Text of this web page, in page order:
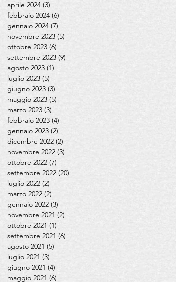
aprile 2024 (3)
febbraio 2024 (6)
gennaio 2024 (7)
novembre 2023 (5)
ottobre 2023 (6)
settembre 2023 (9)
agosto 2023 (1)
luglio 2023 (5)
giugno 2023 (3)
maggio 2023 (5)
marzo 2023 (3)
febbraio 2023 (4)
gennaio 2023 (2)
dicembre 2022 (2)
novembre 2022 (3)
ottobre 2022 (7)
settembre 2022 (20)
luglio 2022 (2)
marzo 2022 (2)
gennaio 2022 (3)
novembre 2021 (2)
ottobre 2021 (1)
settembre 2021 (6)
agosto 2021 (5)
luglio 2021 (3)
giugno 2021 (4)
maggio 2021 (6)